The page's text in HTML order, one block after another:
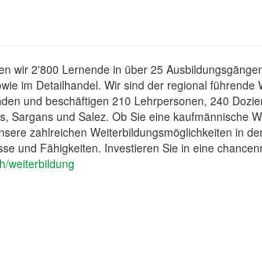
wir 2'800 Lernende in über 25
im Detailhandel. Wir sind der regional
und beschäftigen 210 Lehrpersonen, 240
Sargans und Salez. Ob Sie eine kaufmännische
zahlreichen Weiterbildungsmöglichkeiten in
und Fähigkeiten. Investieren Sie in eine
weiterbildung